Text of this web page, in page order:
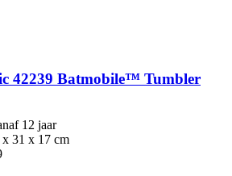
42239 Batmobile™ Tumbler
12 jaar
31 x 17 cm